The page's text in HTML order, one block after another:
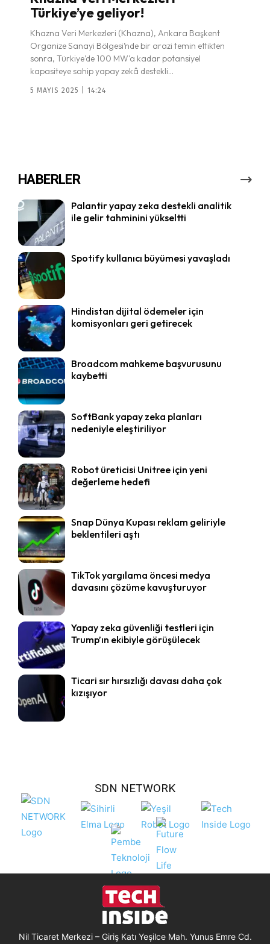
Türkiye’ye geliyor!
Khazna Veri Merkezleri (Khazna), Ankara Başkent
Organize Sanayi Bölgesi’nde bir arazi temin ettikten
sonra, Türkiye'de 100 MW'a kadar potansiyel
kapasiteye sahip yapay zekâ destekli...
5 MAYIS 2025 | 14:24
HABERLER
Palantir yapay zeka destekli analitik
ile gelir tahminini yükseltti
Spotify kullanıcı büyümesi yavaşladı
Hindistan dijital ödemeler için
komisyonları geri getirecek
Broadcom mahkeme başvurusunu
kaybetti
SoftBank yapay zeka planları
nedeniyle eleştiriliyor
Robot üreticisi Unitree için yeni
değerleme hedefi
Snap Dünya Kupası reklam geliriyle
beklentileri aştı
TikTok yargılama öncesi medya
davasını çözüme kavuşturuyor
Yapay zeka güvenliği testleri için
Trump’ın ekibiyle görüşülecek
Ticari sır hırsızlığı davası daha çok
kızışıyor
SDN NETWORK
Nil Ticaret Merkezi – Giriş Katı Yeşilce Mah. Yunus Emre Cd.